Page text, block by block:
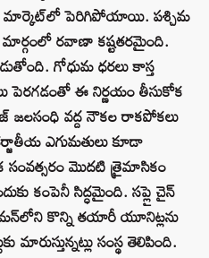
మార్కెట్‌లో పెరిగిపోయాయి. పశ్చిమ
మార్గంలో రవాణా కష్టతరమైంది.
గోధుమ ధరలు కాస్త
పెరగడంతో ఈ నిర్ణయం తీసుకోక
జలసంధి వద్ద నౌకల రాకపోకలు
ఎగుమతులు కూడా
సంవత్సరం మొదటి త్రైమాసికం
కంపెనీ సిద్ధమైంది. సప్లై చైన్
కొన్ని తయారీ యూనిట్లను
సంస్థ తెలిపింది.